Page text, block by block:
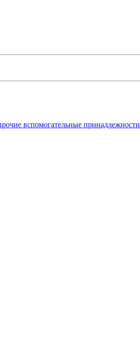
вспомогательные принадлежности